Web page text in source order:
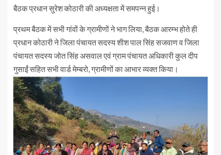
बैठक प्रधान सुरेश कोठारी की अध्यक्षता में समपन्न हुई।
प्रथम बैठक में सभी गांवों के ग्रामीणों ने भाग लिया, बैठक आरम्भ होते ही
प्रधान कोठारी ने जिला पंचायत सदस्य शीश पाल सिंह सजवाण व जिला
पंचायत सदस्य जोत सिंह असवाल एवं ग्राम पंचायत अधिकारी कुल दीप
गुसाईं सहित सभी वार्ड मेम्बरो, ग्रामीणों का आभार व्यक्त किया।